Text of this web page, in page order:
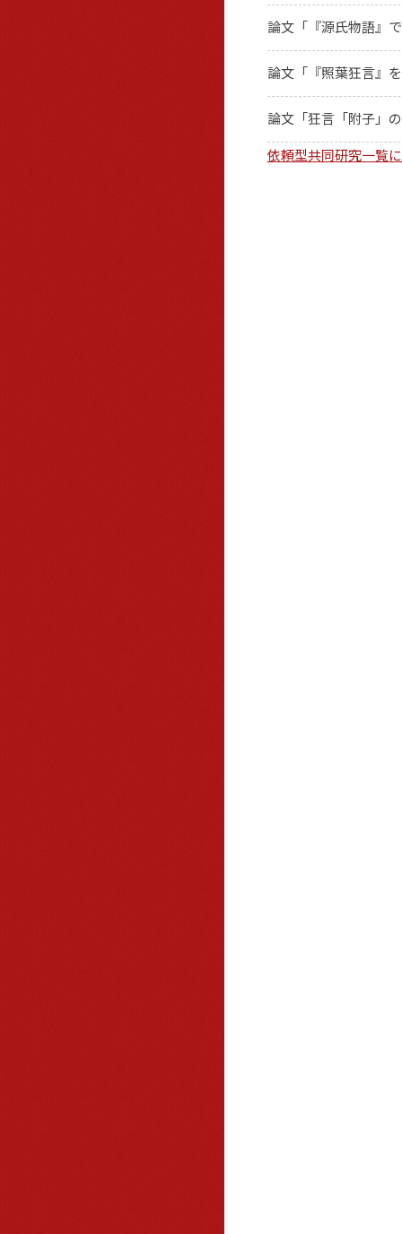
論文「『源氏物語』
論文「『照葉狂言』
論文「狂言「附子」
依頼型共同研究一覧